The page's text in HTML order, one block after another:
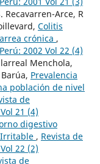
Recavarren-Arce, R
Colitis
crónica ,
2002 Vol 22 (4)
Menchola,
Prevalencia
población de nivel
de
21 (4)
digestivo
, Revista de
22 (2)
de